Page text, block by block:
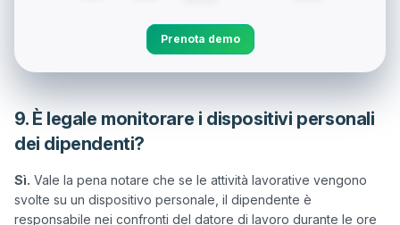
Prenota demo
9. È legale monitorare i dispositivi personali
dei dipendenti?
Sì. Vale la pena notare che se le attività lavorative vengono
svolte su un dispositivo personale, il dipendente è
responsabile nei confronti del datore di lavoro durante le ore